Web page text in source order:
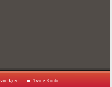
łącze)
Twoje Konto